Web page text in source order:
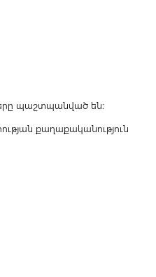
պաշտպանված են:
քաղաքականություն